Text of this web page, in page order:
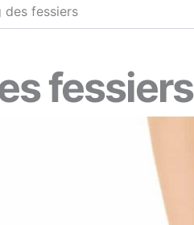
des fessiers
fessiers